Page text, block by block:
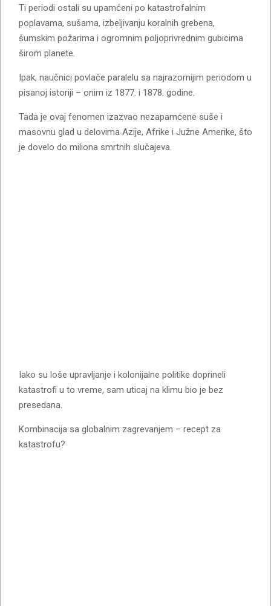
Ti periodi ostali su upamćeni po katastrofalnim
poplavama, sušama, izbeljivanju koralnih grebena,
šumskim požarima i ogromnim poljoprivrednim gubicima
širom planete.
Ipak, naučnici povlače paralelu sa najrazornijim periodom u
pisanoj istoriji – onim iz 1877. i 1878. godine.
Tada je ovaj fenomen izazvao nezapamćene suše i
masovnu glad u delovima Azije, Afrike i Južne Amerike, što
je dovelo do miliona smrtnih slučajeva.
Iako su loše upravljanje i kolonijalne politike doprineli
katastrofi u to vreme, sam uticaj na klimu bio je bez
presedana.
Kombinacija sa globalnim zagrevanjem – recept za
katastrofu?